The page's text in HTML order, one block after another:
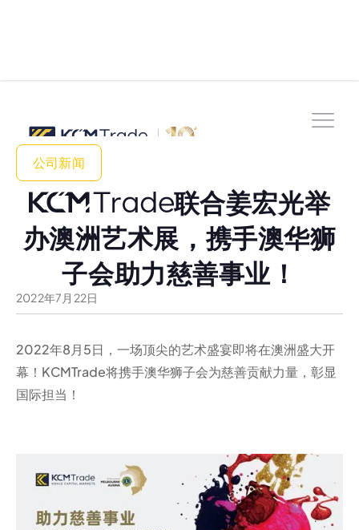
公司新闻
联合姜宏光举
办澳洲艺术展，携手澳华狮
子会助力慈善事业！
2022年7 月 22日
2022年8月5日，一场顶尖的艺术盛宴即将在澳洲盛大开
幕！KCMTrade将携手澳华狮子会为慈善贡献力量，彰显
国际担当！